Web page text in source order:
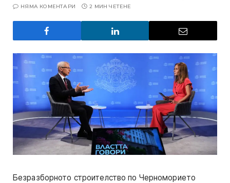
НЯМА КОМЕНТАРИ
2 МИН ЧЕТЕНЕ
Безразборното строителство по Черноморието